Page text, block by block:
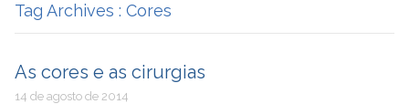
Tag Archives : Cores
As cores e as cirurgias
14 de agosto de 2014